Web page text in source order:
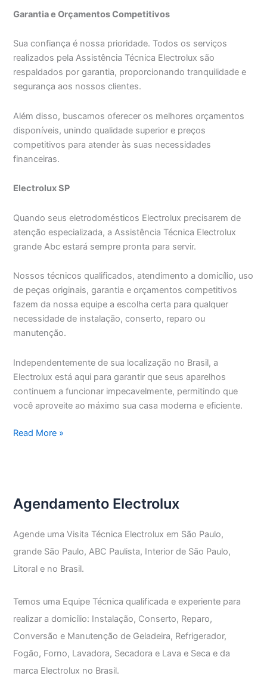
Garantia e Orçamentos Competitivos
Sua confiança é nossa prioridade. Todos os serviços
realizados pela Assistência Técnica Electrolux são
respaldados por garantia, proporcionando tranquilidade e
segurança aos nossos clientes.
Além disso, buscamos oferecer os melhores orçamentos
disponíveis, unindo qualidade superior e preços
competitivos para atender às suas necessidades
financeiras.
Electrolux SP
Quando seus eletrodomésticos Electrolux precisarem de
atenção especializada, a Assistência Técnica Electrolux
grande Abc estará sempre pronta para servir.
Nossos técnicos qualificados, atendimento a domicílio, uso
de peças originais, garantia e orçamentos competitivos
fazem da nossa equipe a escolha certa para qualquer
necessidade de instalação, conserto, reparo ou
manutenção.
Independentemente de sua localização no Brasil, a
Electrolux está aqui para garantir que seus aparelhos
continuem a funcionar impecavelmente, permitindo que
você aproveite ao máximo sua casa moderna e eficiente.
Assistência
Read More »
Agendamento Electrolux
Agende uma Visita Técnica Electrolux em São Paulo,
grande São Paulo, ABC Paulista, Interior de São Paulo,
Litoral e no Brasil.
Temos uma Equipe Técnica qualificada e experiente para
realizar a domicílio: Instalação, Conserto, Reparo,
Conversão e Manutenção de Geladeira, Refrigerador,
Fogão, Forno, Lavadora, Secadora e Lava e Seca e da
marca Electrolux no Brasil.